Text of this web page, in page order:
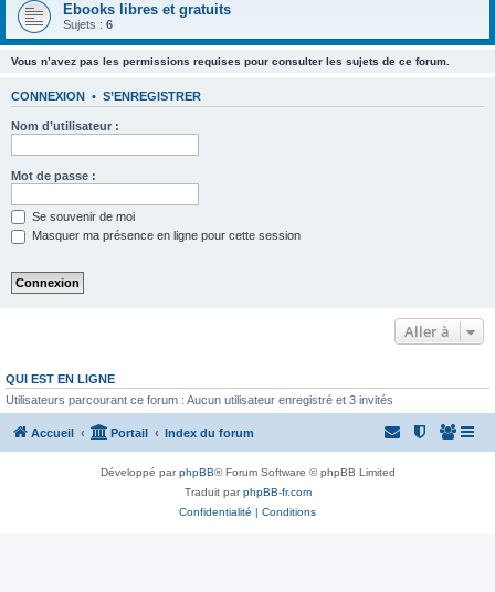
Ebooks libres et gratuits
Sujets : 6
Vous n’avez pas les permissions requises pour consulter les sujets de ce forum.
CONNEXION • S’ENREGISTRER
Nom d’utilisateur :
Mot de passe :
Se souvenir de moi
Masquer ma présence en ligne pour cette session
Aller à
QUI EST EN LIGNE
Utilisateurs parcourant ce forum : Aucun utilisateur enregistré et 3 invités
Accueil Portail Index du forum
Développé parphpBB® Forum Software © phpBB Limited
Traduit parphpBB-fr.com
Confidentialité | Conditions